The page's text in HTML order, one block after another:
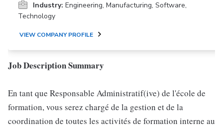
Industry: Engineering, Manufacturing, Software,
Technology
VIEW COMPANY PROFILE
Job Description Summary
En tant que Responsable Administratif(ive) de l'école de
formation, vous serez chargé de la gestion et de la
coordination de toutes les activités de formation interne au